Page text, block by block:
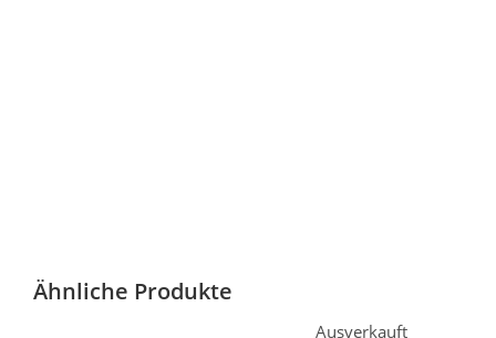
Ähnliche Produkte
Ausverkauft